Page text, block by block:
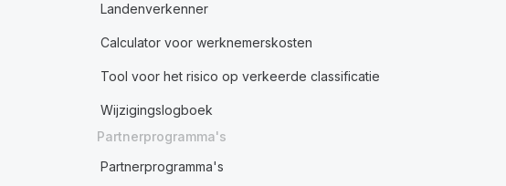
Landenverkenner
Calculator voor werknemerskosten
Tool voor het risico op verkeerde classificatie
Wijzigingslogboek
Partnerprogramma's
Partnerprogramma's